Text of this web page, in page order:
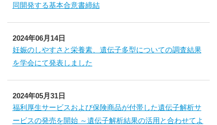
同開発する基本合意書締結
2024年06月14日
妊娠のしやすさと栄養素、遺伝子多型についての調査結果
を学会にて発表しました
2024年05月31日
福利厚生サービスおよび保険商品が付帯した遺伝子解析サ
ービスの発売を開始 ～遺伝子解析結果の活用と合わせてよ